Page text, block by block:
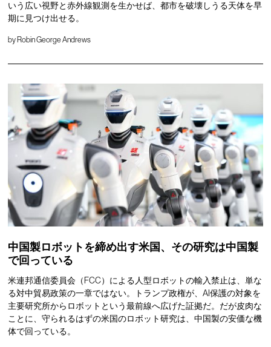
いう広い視野と赤外線観測を生かせば、都市を破壊しうる天体を早
期に見つけ出せる。
byRobin George Andrews
中国製ロボットを締め出す米国、その研究は中国製
で回っている
米連邦通信委員会（FCC）による人型ロボットの輸入禁止は、単な
る対中貿易政策の一章ではない。トランプ政権が、AI保護の対象を
主要研究所からロボットという最前線へ広げた証拠だ。だが皮肉な
ことに、守られるはずの米国のロボット研究は、中国製の安価な機
体で回っている。